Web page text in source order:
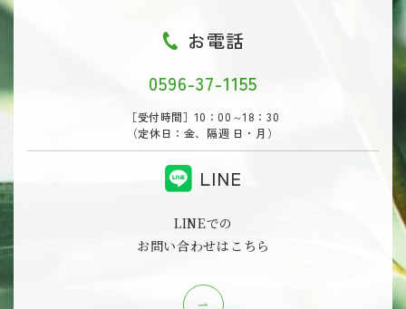
お電話
0596-37-1155
［受付時間］10：00～18：30
（定休日：金、隔週 日・月）
LINE
LINEでの
お問い合わせはこちら